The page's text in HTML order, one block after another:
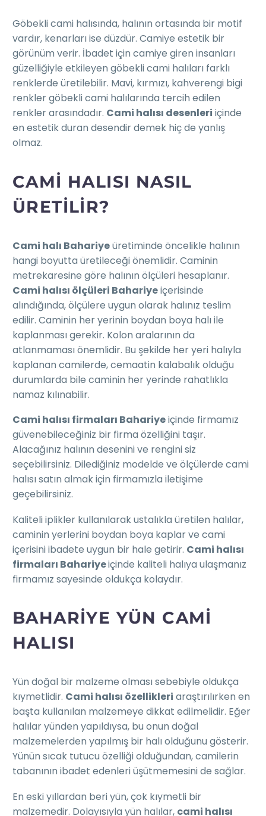
Göbekli cami halısında, halının ortasında bir motif
vardır, kenarları ise düzdür. Camiye estetik bir
görünüm verir. İbadet için camiye giren insanları
güzelliğiyle etkileyen göbekli cami halıları farklı
renklerde üretilebilir. Mavi, kırmızı, kahverengi bigi
renkler göbekli cami halılarında tercih edilen
renkler arasındadır. Cami halısı desenleri içinde
en estetik duran desendir demek hiç de yanlış
olmaz.
CAMI HALISI NASIL
ÜRETILIR?
Cami halı Bahariyeüretiminde öncelikle halının
hangi boyutta üretileceği önemlidir. Caminin
metrekaresine göre halının ölçüleri hesaplanır.
Cami halısı ölçüleri Bahariyeiçerisinde
alındığında, ölçülere uygun olarak halınız teslim
edilir. Caminin her yerinin boydan boya halı ile
kaplanması gerekir. Kolon aralarının da
atlanmaması önemlidir. Bu şekilde her yeri halıyla
kaplanan camilerde, cemaatin kalabalık olduğu
durumlarda bile caminin her yerinde rahatlıkla
namaz kılınabilir.
Cami halısı firmaları Bahariyeiçinde firmamız
güvenebileceğiniz bir firma özelliğini taşır.
Alacağınız halının desenini ve rengini siz
seçebilirsiniz. Dilediğiniz modelde ve ölçülerde cami
halısı satın almak için firmamızla iletişime
geçebilirsiniz.
Kaliteli iplikler kullanılarak ustalıkla üretilen halılar,
caminin yerlerini boydan boya kaplar ve cami
içerisini ibadete uygun bir hale getirir. Cami halısı
firmaları Bahariyeiçinde kaliteli halıya ulaşmanız
firmamız sayesinde oldukça kolaydır.
BAHARIYE YÜN CAMI
HALISI
Yün doğal bir malzeme olması sebebiyle oldukça
kıymetlidir. Cami halısı özellikleri araştırılırken en
başta kullanılan malzemeye dikkat edilmelidir. Eğer
halılar yünden yapıldıysa, bu onun doğal
malzemelerden yapılmış bir halı olduğunu gösterir.
Yünün sıcak tutucu özelliği olduğundan, camilerin
tabanının ibadet edenleri üşütmemesini de sağlar.
En eski yıllardan beri yün, çok kıymetli bir
malzemedir. Dolayısıyla yün halılar, cami halısı